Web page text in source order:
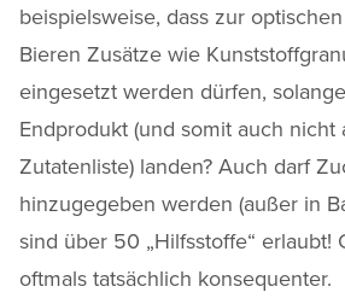
beispielsweise, dass zur
Bieren Zusätze wie
eingesetzt werden dürfen,
Endprodukt (und somit auch nicht
Zutatenliste) landen? Auch darf
hinzugegeben werden (außer in
sind über 50 „Hilfsstoffe“ erlaubt!
oftmals tatsächlich konsequenter.